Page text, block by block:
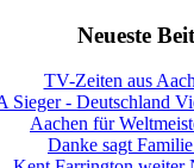
Neueste
TV-Zeiten aus
Sieger - Deutschland
Aachen für
Danke sagt